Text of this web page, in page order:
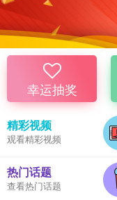
幸运抽奖
精彩视频
观看精彩视频
热门话题
查看热门话题